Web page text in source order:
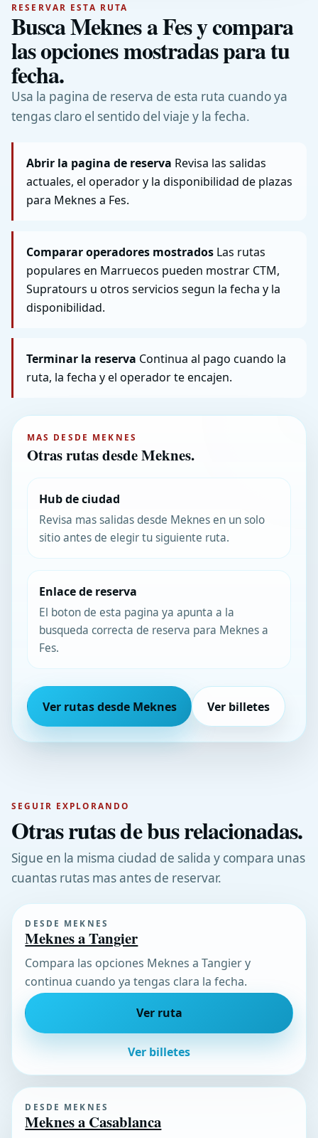
RESERVAR ESTA RUTA
Busca Meknes a Fes y compara
las opciones mostradas para tu
fecha.
Usa la pagina de reserva de esta ruta cuando ya
tengas claro el sentido del viaje y la fecha.
Abrir la pagina de reserva Revisa las salidas
actuales, el operador y la disponibilidad de plazas
para Meknes a Fes.
Comparar operadores mostrados Las rutas
populares en Marruecos pueden mostrar CTM,
Supratours u otros servicios segun la fecha y la
disponibilidad.
Terminar la reserva Continua al pago cuando la
ruta, la fecha y el operador te encajen.
MAS DESDE MEKNES
Otras rutas desde Meknes.
Hub de ciudad
Revisa mas salidas desde Meknes en un solo
sitio antes de elegir tu siguiente ruta.
Enlace de reserva
El boton de esta pagina ya apunta a la
busqueda correcta de reserva para Meknes a
Fes.
Ver rutas desde Meknes Ver billetes
SEGUIR EXPLORANDO
Otras rutas de bus relacionadas.
Sigue en la misma ciudad de salida y compara unas
cuantas rutas mas antes de reservar.
DESDE MEKNES
Meknes a Tangier
Compara las opciones Meknes a Tangier y
continua cuando ya tengas clara la fecha.
Ver ruta
Ver billetes
DESDE MEKNES
Meknes a Casablanca